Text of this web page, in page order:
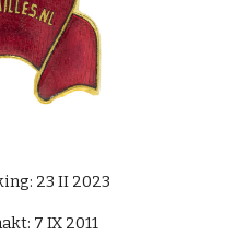
23 II 2023
7 IX 2011